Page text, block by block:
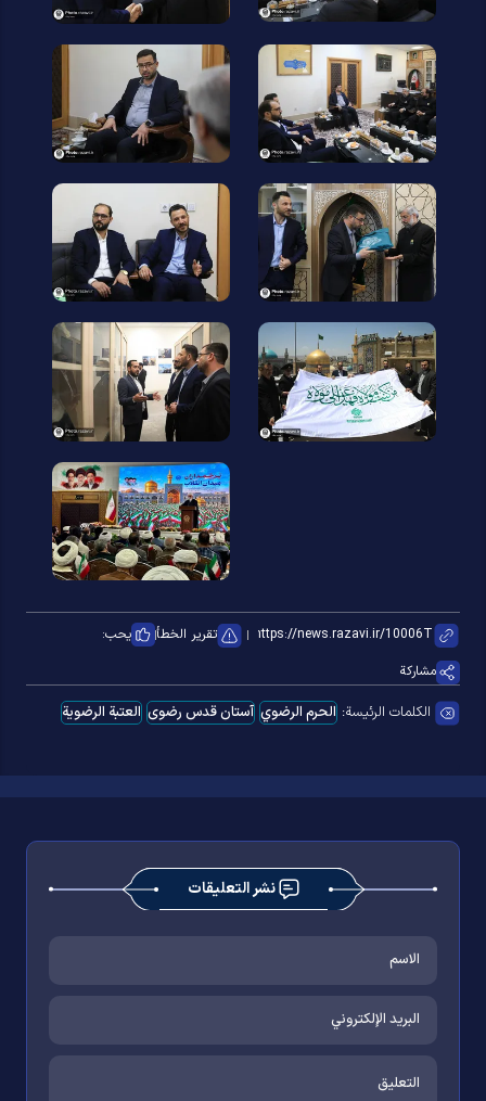
تقرير الخطأ
يحب:
مشاركة
الكلمات الرئيسة: الحرم الرضوي آستان قدس رضوی العتبة الرضوية
نشر التعليقات